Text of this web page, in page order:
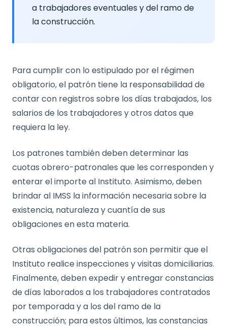
a trabajadores eventuales y del ramo de
la construcción.
Para cumplir con lo estipulado por el régimen
obligatorio, el patrón tiene la responsabilidad de
contar con registros sobre los días trabajados, los
salarios de los trabajadores y otros datos que
requiera la ley.
Los patrones también deben determinar las
cuotas obrero-patronales que les corresponden y
enterar el importe al Instituto. Asimismo, deben
brindar al IMSS la información necesaria sobre la
existencia, naturaleza y cuantía de sus
obligaciones en esta materia.
Otras obligaciones del patrón son permitir que el
Instituto realice inspecciones y visitas domiciliarias.
Finalmente, deben expedir y entregar constancias
de días laborados a los trabajadores contratados
por temporada y a los del ramo de la
construcción; para estos últimos, las constancias